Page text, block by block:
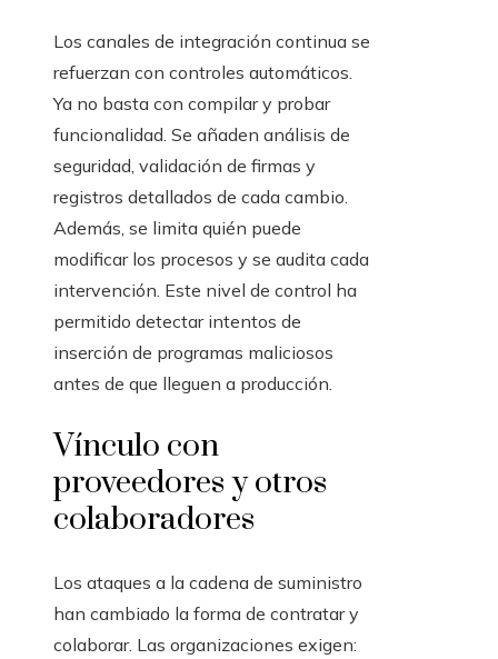
Los canales de integración continua se
refuerzan con controles automáticos.
Ya no basta con compilar y probar
funcionalidad. Se añaden análisis de
seguridad, validación de firmas y
registros detallados de cada cambio.
Además, se limita quién puede
modificar los procesos y se audita cada
intervención. Este nivel de control ha
permitido detectar intentos de
inserción de programas maliciosos
antes de que lleguen a producción.
Vínculo con
proveedores y otros
colaboradores
Los ataques a la cadena de suministro
han cambiado la forma de contratar y
colaborar. Las organizaciones exigen: